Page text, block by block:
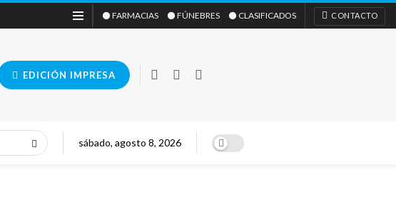
⚫ FARMACIAS ⚫ FÚNEBRES ⚫ CLASIFICADOS CONTACTO
EDICIÓN IMPRESA
sábado, agosto 8, 2026